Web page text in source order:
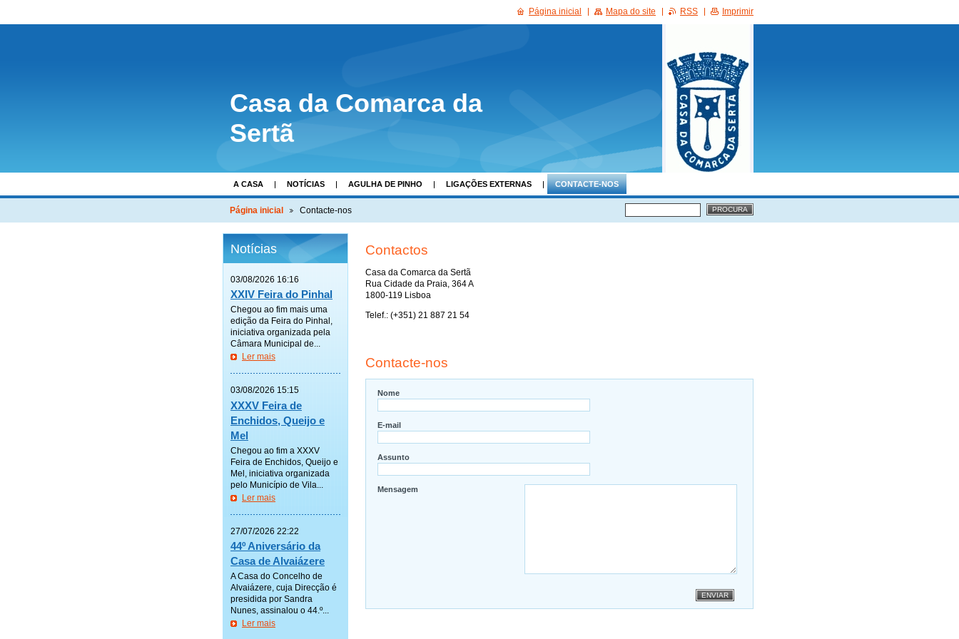
Casa da Comarca da
Sertã
A CASA NOTÍCIAS AGULHA DE PINHO LIGAÇÕES EXTERNAS CONTACTE-NOS
Página inicial Contacte-nos
Contactos
Casa da Comarca da Sertã
Rua Cidade da Praia, 364 A
1800-119 Lisboa
Telef.: (+351) 21 887 21 54
Contacte-nos
Nome
E-mail
Assunto
Mensagem
Notícias
03/08/2026 16:16
XXIV Feira do Pinhal
Chegou ao fim mais uma
edição da Feira do Pinhal,
iniciativa organizada pela
Câmara Municipal de...
Ler mais
03/08/2026 15:15
XXXV Feira de
Enchidos, Queijo e
Mel
Chegou ao fim a XXXV
Feira de Enchidos, Queijo e
Mel, iniciativa organizada
pelo Município de Vila...
Ler mais
27/07/2026 22:22
44º Aniversário da
Casa de Alvaiázere
A Casa do Concelho de
Alvaiázere, cuja Direcção é
presidida por Sandra
Nunes, assinalou o 44.º...
Ler mais
Página inicial Mapa do site RSS Imprimir